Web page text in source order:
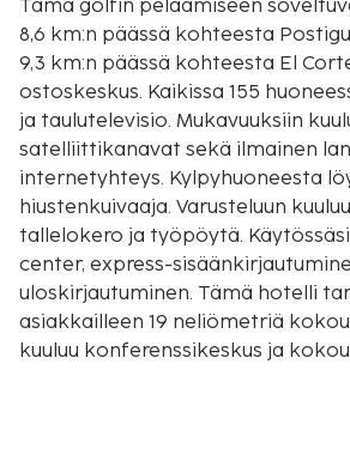
Tämä golfin pelaamiseen
8,6 km:n päässä kohteesta
9,3 km:n päässä kohteesta El
ostoskeskus. Kaikissa 155
ja taulutelevisio. Mukavuuksiin
satelliittikanavat sekä ilmainen
internetyhteys. Kylpyhuoneesta
hiustenkuivaaja. Varusteluun
tallelokero ja työpöytä. Käytössäsi on business
center, express-
uloskirjautuminen. Tämä hotelli
asiakkailleen 19 neliömetriä
kuuluu konferenssikeskus ja